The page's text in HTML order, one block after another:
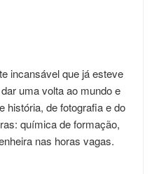
incansável que já esteve
uma volta ao mundo e
história, de fotografia e do
química de formação,
nas horas vagas.